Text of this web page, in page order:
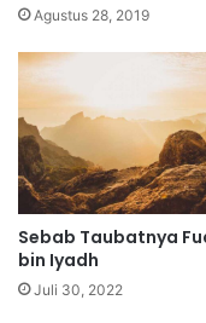
Agustus 28, 2019
Sebab Taubatnya
bin Iyadh
Juli 30, 2022